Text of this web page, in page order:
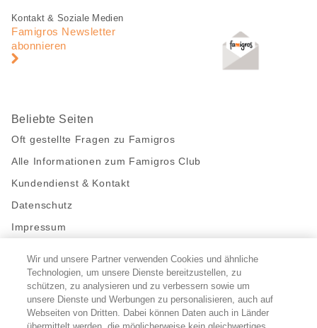
Fusszeile
Fusszeile
Navigation
Kontakt & Soziale Medien
Famigros Newsletter
abonnieren
Beliebte Seiten
Oft gestellte Fragen zu Famigros
Alle Informationen zum Famigros Club
Kundendienst & Kontakt
Datenschutz
Impressum
Bleibe mit uns in Kontakt
Facebook
https://twitter.com/migros
https://www.youtube.com/user/
PinterestInstagram
Wir und unsere Partner verwenden Cookies und ähnliche
Technologien, um unsere Dienste bereitzustellen, zu
schützen, zu analysieren und zu verbessern sowie um
unsere Dienste und Werbungen zu personalisieren, auch auf
Webseiten von Dritten. Dabei können Daten auch in Länder